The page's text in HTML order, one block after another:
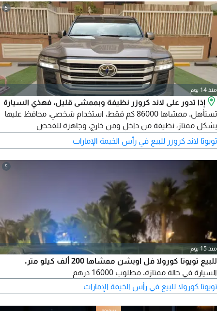
5
منذ 14 يوم
إذا تدور على لاند كروزر نظيفة وبممشى قليل، فهذي السيارة
تستأهل. ممشاها 86000 كم فقط، استخدام شخصي، محافظ عليها
بشكل ممتاز، نظيفة من داخل ومن خارج، وجاهزة للفحص
والاستخدام مباشرة. السيارة ما تشتكي من أي شيء وحالتها تبيض
الوجه. التواصل للجادين فقط.
تويوتا لاند كروزر للبيع في رأس الخيمة الإمارات
5
منذ 15 يوم
للبيع تويوتا كورولا فل اوبشن ممشاها 200 ألف كيلو متر.
السيارة في حالة ممتازة. مطلوب 16000 درهم
تويوتا كورولا للبيع في رأس الخيمة الإمارات